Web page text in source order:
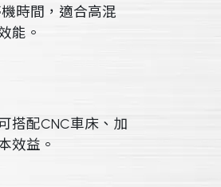
時間，適合高混
能。
搭配CNC車床、加
效益。